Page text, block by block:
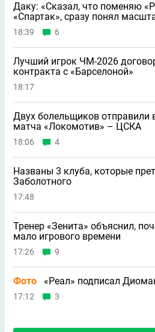
Даку: «Сказал, что поменяю
«Спартак», сразу понял
18:39 6
Лучший игрок ЧМ-2026
контракта с «Барселоной»
18:17
Двух болельщиков отправили
матча «Локомотив» – ЦСКА
18:06 4
Названы 3 клуба, которые
Заболотного
17:48
Тренер «Зенита» объяснил,
мало игрового времени
17:26 9
Фото «Реал» подписал
17:12 3